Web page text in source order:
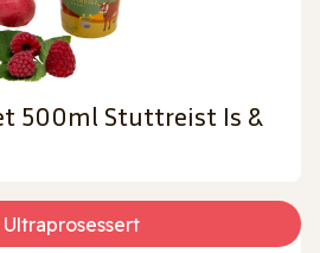
500ml Stuttreist Is &
Ultraprosessert